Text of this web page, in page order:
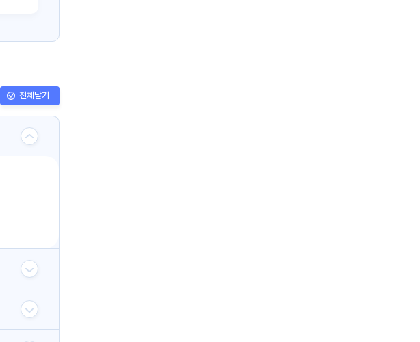
전체닫기